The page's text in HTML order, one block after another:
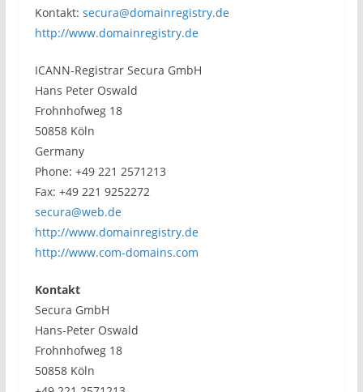
Kontakt: secura@domainregistry.de
http://www.domainregistry.de
ICANN-Registrar Secura GmbH
Hans Peter Oswald
Frohnhofweg 18
50858 Köln
Germany
Phone: +49 221 2571213
Fax: +49 221 9252272
secura@web.de
http://www.domainregistry.de
http://www.com-domains.com
Kontakt
Secura GmbH
Hans-Peter Oswald
Frohnhofweg 18
50858 Köln